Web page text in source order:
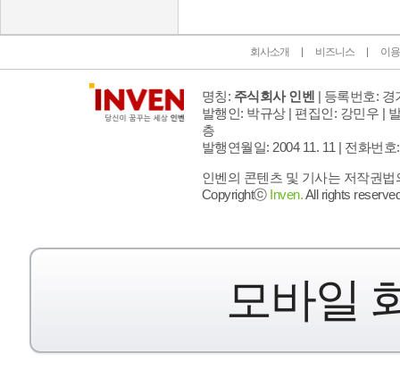
회사소개 비즈니스 이
명칭: 주식회사 인벤 | 등록번호: 경
발행인: 박규상 | 편집인: 강민우 |
층
발행연월일: 2004 11. 11 | 전화번호
인벤의 콘텐츠 및 기사는 저작권
Copyrightⓒ Inven.All rights
모바일